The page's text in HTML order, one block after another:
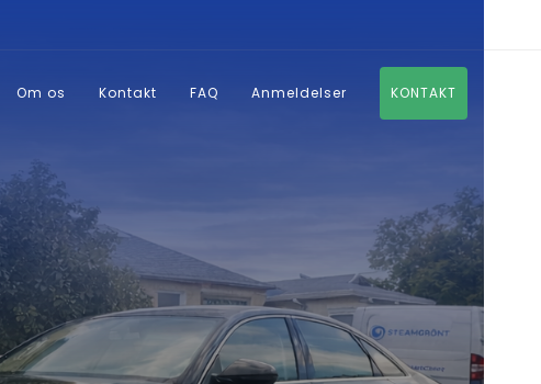
Om os Kontakt FAQ Anmeldelser KONTAKT